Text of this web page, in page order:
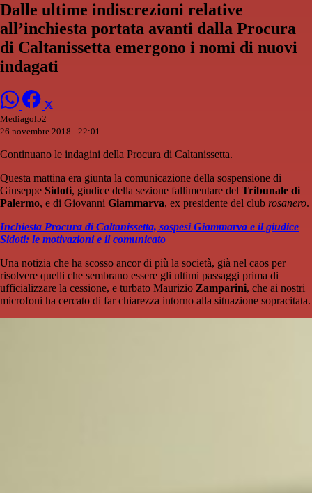
Dalle ultime indiscrezioni relative
all’inchiesta portata avanti dalla Procura
di Caltanissetta emergono i nomi di nuovi
indagati
Mediagol52
26 novembre 2018 - 22:01
Continuano le indagini della Procura di Caltanissetta.
Questa mattina era giunta la comunicazione della sospensione di
Giuseppe Sidoti, giudice della sezione fallimentare del Tribunale di
Palermo, e di Giovanni Giammarva, ex presidente del club rosanero.
Inchiesta Procura di Caltanissetta, sospesi Giammarva e il giudice
Sidoti: le motivazioni e il comunicato
Una notizia che ha scosso ancor di più la società, già nel caos per
risolvere quelli che sembrano essere gli ultimi passaggi prima di
ufficializzare la cessione, e turbato Maurizio Zamparini, che ai nostri
microfoni ha cercato di far chiarezza intorno alla situazione sopracitata.